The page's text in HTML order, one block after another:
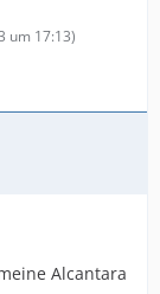
um 17:13)
Alcantara